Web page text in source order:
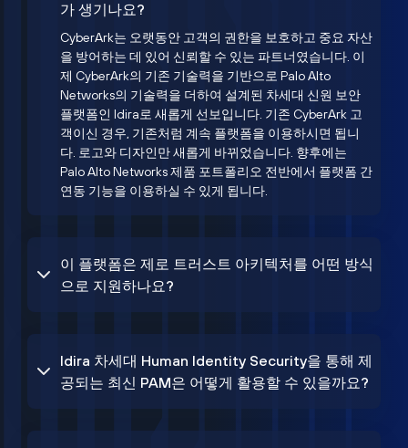
가 생기나요?
CyberArk는 오랫동안 고객의 권한을 보호하고 중요 자산
을 방어하는 데 있어 신뢰할 수 있는 파트너였습니다. 이
제 CyberArk의 기존 기술력을 기반으로 Palo Alto
Networks의 기술력을 더하여 설계된 차세대 신원 보안
플랫폼인 Idira로 새롭게 선보입니다. 기존 CyberArk 고
객이신 경우, 기존처럼 계속 플랫폼을 이용하시면 됩니
다. 로고와 디자인만 새롭게 바뀌었습니다. 향후에는
Palo Alto Networks 제품 포트폴리오 전반에서 플랫폼 간
연동 기능을 이용하실 수 있게 됩니다.
이 플랫폼은 제로 트러스트 아키텍처를 어떤 방식
으로 지원하나요?
Idira 차세대 Human Identity Security을 통해 제
공되는 최신 PAM은 어떻게 활용할 수 있을까요?